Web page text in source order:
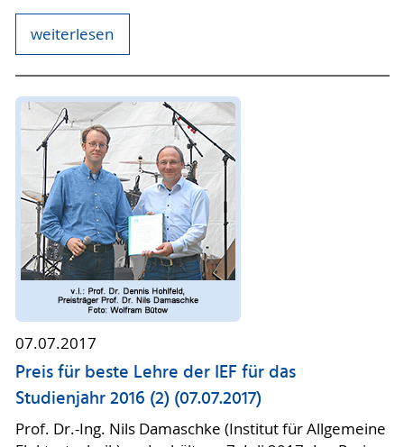
weiterlesen
07.07.2017
Preis für beste Lehre der IEF für das
Studienjahr 2016 (2) (07.07.2017)
Prof. Dr.-Ing. Nils Damaschke (Institut für Allgemeine